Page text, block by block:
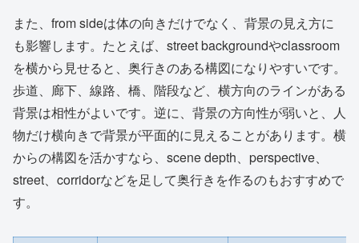
また、from sideは体の向きだけでなく、背景の見え方に
も影響します。たとえば、street backgroundやclassroom
を横から見せると、奥行きのある構図になりやすいです。
歩道、廊下、線路、橋、階段など、横方向のラインがある
背景は相性がよいです。逆に、背景の方向性が弱いと、人
物だけ横向きで背景が平面的に見えることがあります。横
からの構図を活かすなら、scene depth、perspective、
street、corridorなどを足して奥行きを作るのもおすすめで
す。